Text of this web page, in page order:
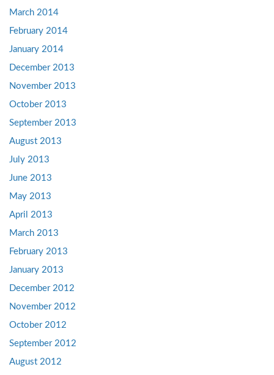
March 2014
February 2014
January 2014
December 2013
November 2013
October 2013
September 2013
August 2013
July 2013
June 2013
May 2013
April 2013
March 2013
February 2013
January 2013
December 2012
November 2012
October 2012
September 2012
August 2012